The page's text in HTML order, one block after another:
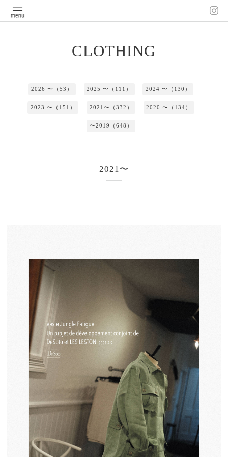
CLOTHING
2026 〜（53） 2025 〜（111） 2024 〜（130）
2023 〜（151） 2021〜（332） 2020 〜（134）
〜2019（648）
2021〜